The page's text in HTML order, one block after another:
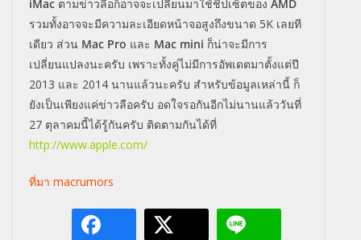
iMac ตามข่าวลือก็อาจจะเปลี่ยนมาใช้ชิปเซ็ตของ AMD
รวมทั้งอาจจะมีความละเอียดหน้าจอสูงถึงขนาด 5K เลยที
เดียว ส่วน Mac Pro และ Mac mini ก็น่าจะมีการ
เปลี่ยนแปลงนะครับ เพราะทั้งคู่ไม่มีการอัพเดตมาตั้งแต่ปี
2013 และ 2014 นานแล้วนะครับ สำหรับข้อมูลเหล่านี้ ก็
ยังเป็นเพียงแค่ข่าวลือครับ อดใจรอกันอีกไม่นานแล้ววันที่
27 ตุลาคมนี้ได้รู้กันครับ ติดตามกันได้ที่
http://www.apple.com/
ที่มา macrumors